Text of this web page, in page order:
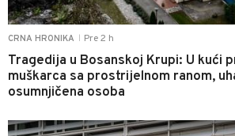
CRNA HRONIKA Pre 2 h
Tragedija u Bosanskoj Krupi: U kući
muškarca sa prostrijelnom ranom,
osumnjičena osoba